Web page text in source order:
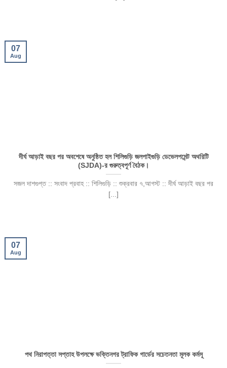
দীর্ঘ আড়াই বছর পর অবশেষে অনুষ্ঠিত হল শিলিগুড়ি জলপাইগুড়ি ডেভেলপমেন্ট অথরিটি
(SJDA)-র গুরুত্বপূর্ণ বৈঠক।
সজল দাশগুপ্ত :: সংবাদ প্রবাহ :: শিলিগুড়ি :: শুক্রবার ৭,আগস্ট :: দীর্ঘ আড়াই বছর পর
[...]
07
Aug
পথ নিরাপত্তা সপ্তাহ উপলক্ষে ভক্তিনগর ট্রাফিক গার্ডের সচেতনতা মূলক কর্মসূ
07
Aug